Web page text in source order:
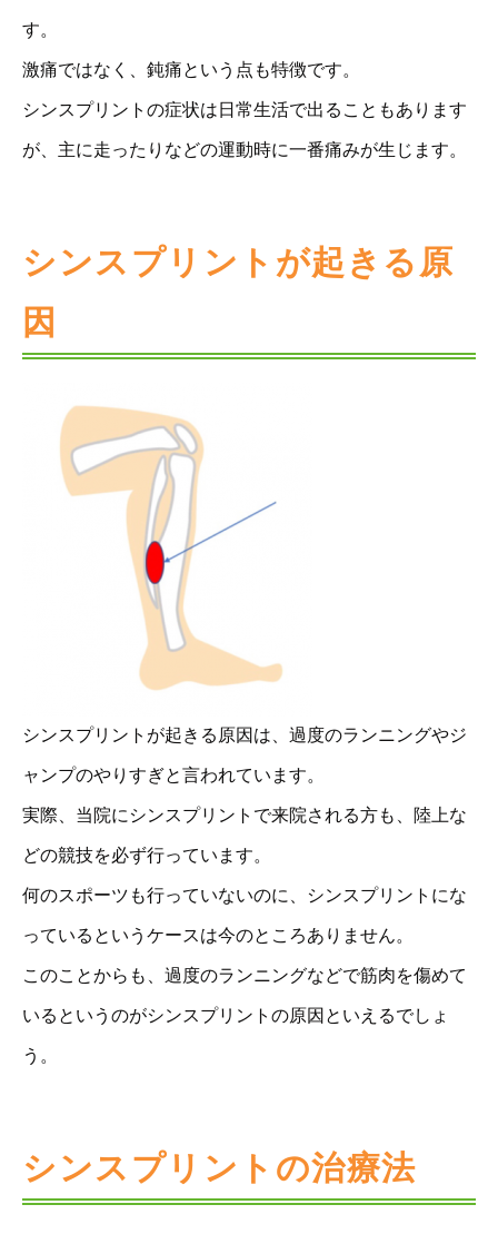
す。
激痛ではなく、鈍痛という点も特徴です。
シンスプリントの症状は日常生活で出ることもあります
が、主に走ったりなどの運動時に一番痛みが生じます。
シンスプリントが起きる原
因
シンスプリントが起きる原因は、過度のランニングやジ
ャンプのやりすぎと言われています。
実際、当院にシンスプリントで来院される方も、陸上な
どの競技を必ず行っています。
何のスポーツも行っていないのに、シンスプリントにな
っているというケースは今のところありません。
このことからも、過度のランニングなどで筋肉を傷めて
いるというのがシンスプリントの原因といえるでしょ
う。
シンスプリントの治療法